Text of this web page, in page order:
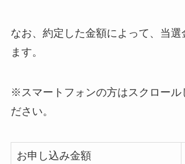
なお、約定した金額によって、当選
ます。
※スマートフォンの方はスクロール
ださい。
お申し込み金額